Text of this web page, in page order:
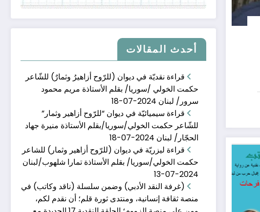
الحلقة 16من (ناقد وك�
يناير 20, 2024
أحدث المقالات
قراءة نقديّة في ديوان (للرّوح أزاهيرُ وثمارٌ) للشّاعر
حكمت الخولي /سوريا/ بقلم الأستاذة مريم محمود
سرور/ لبنان 2024-07-18
قراءة سيميائيّة في ديوان “للرّوح أزاهير وثمار”
للشّاعر حكمت الخولي/سوريا/بقلم الأستاذة منيرة جهاد
الحجّار/ لبنان 2024-07-18
قراءة ليزريّة في ديوان (للرّوح أزاهير وثمار) للشاعر
حكمت الخولي/سوريا/ بقلم الأستاذة تمارا شلهوب/لبنان
2024-07-13
(غرفة النقد الأدبي) وضمن سلسلة (ناقد وكاتب) في
منصة ثقافة إنسانية، ومنتدى ثورة قلم؛ أن نقدم لكم،